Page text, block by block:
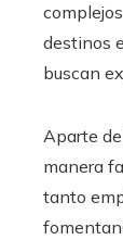
destinos
buscan
Aparte
manera
tanto